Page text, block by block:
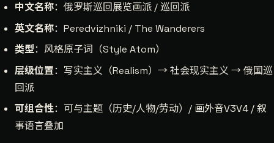
中文名称：俄罗斯巡回展览画派 / 巡回派
英文名称：Peredvizhniki / The Wanderers
类型：风格原子词（Style Atom）
层级位置：写实主义（Realism）→ 社会现实主义 → 俄国巡
回派
可组合性：可与主题（历史/人物/劳动）/ 画外音V3V4 / 叙
事语言叠加